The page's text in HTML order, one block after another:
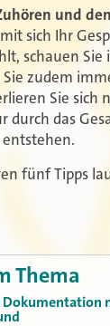
und
sich Ihr
schauen Sie
Sie zudem
Sie sich
durch das
fünf Tipps
Thema
Dokumentation